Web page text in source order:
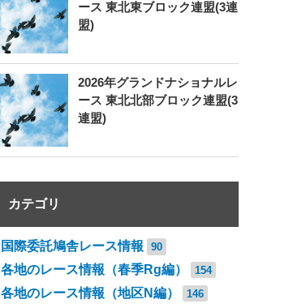
ース 東北東ブロック連盟(3連
盟)
2026年グランドナショナルレ
ース 東北北部ブロック連盟(3
連盟)
カテゴリ
国際委託鳩舎レース情報 90
各地のレース情報（春季Rg編） 154
各地のレース情報（地区N編） 146